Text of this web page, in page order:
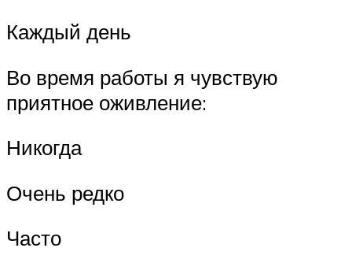
Каждый день
Во время работы я чувствую
приятное оживление:
Никогда
Очень редко
Часто